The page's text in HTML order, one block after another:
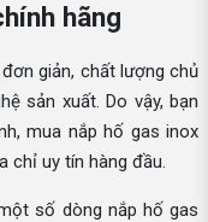
hãng
giản, chất lượng chủ
sản xuất. Do vậy, bạn
mua nắp hố gas inox
chỉ uy tín hàng đầu.
số dòng nắp hố gas